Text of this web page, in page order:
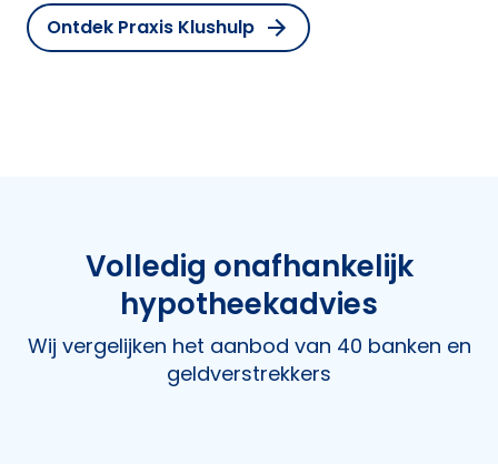
Ontdek Praxis Klushulp
Volledig onafhankelijk
hypotheekadvies
Wij vergelijken het aanbod van 40 banken en
geldverstrekkers